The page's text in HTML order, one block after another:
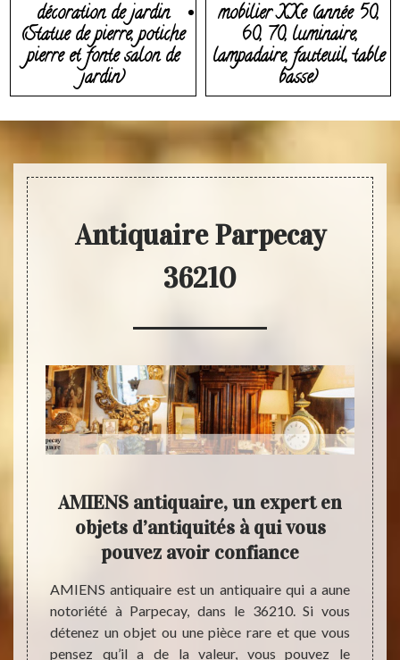
décoration de jardin
(Statue de pierre, potiche
pierre et fonte salon de
jardin)
mobilier XXe (année 50,
60, 70, luminaire,
lampadaire, fauteuil, table
basse)
Antiquaire Parpecay
36210
que
les
son
AMIENS antiquaire, un expert en
objets d’antiquités à qui vous
pouvez avoir confiance
AMIENS antiquaire est un antiquaire qui a aune
notoriété à Parpecay, dans le 36210. Si vous
détenez un objet ou une pièce rare et que vous
pensez qu’il a de la valeur, vous pouvez le
être
avez